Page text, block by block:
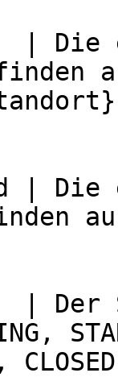
Die
Die